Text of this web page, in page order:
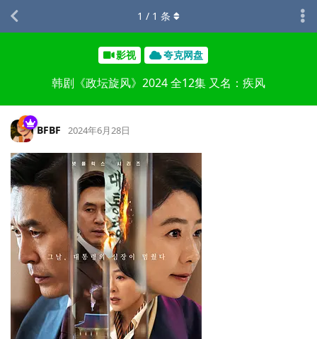
影视 夸克网盘
韩剧《政坛旋风》2024 全12集 又名：疾风
1 / 1 条
BFBF 2024年6月28日